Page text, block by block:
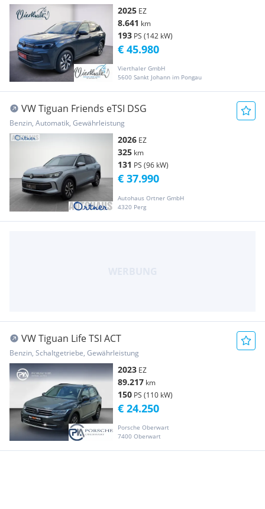
2025 EZ
8.641 km
193 PS (142 kW)
Vierthaler GmbH
5600 Sankt Johann im Pongau
€ 45.980
VW Tiguan Friends eTSI DSG
Benzin, Automatik, Gewährleistung
2026 EZ
325 km
131 PS (96 kW)
Autohaus Ortner GmbH
4320 Perg
€ 37.990
VW Tiguan Life TSI ACT
Benzin, Schaltgetriebe, Gewährleistung
2023 EZ
89.217 km
150 PS (110 kW)
Porsche Oberwart
7400 Oberwart
€ 24.250